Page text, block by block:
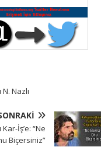
Nazlı
İş’e: “Ne
Biçersiniz”